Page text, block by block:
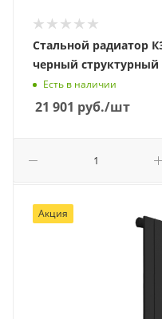
Стальной радиатор
черный
Есть в наличии
21 901 руб./шт
Акция